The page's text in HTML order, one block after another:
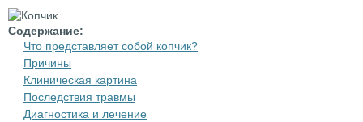
Содержание:
Что представляет собой копчик?
Причины
Клиническая картина
Последствия травмы
Диагностика и лечение